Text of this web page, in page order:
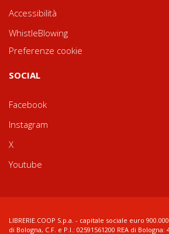
Accessibilità
WhistleBlowing
Preferenze cookie
SOCIAL
Facebook
Instagram
X
Youtube
LIBRERIE.COOP S.p.a. - capitale sociale euro
di Bologna, C.F. e P.I.: 02591561200 REA di Bologna: